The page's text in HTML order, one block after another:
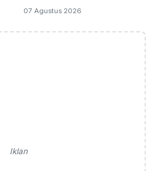
07 Agustus 2026
Iklan